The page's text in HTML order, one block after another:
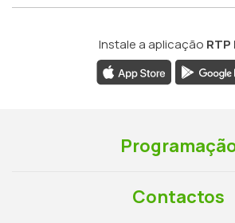
Instale a aplicação RTP
Contactos